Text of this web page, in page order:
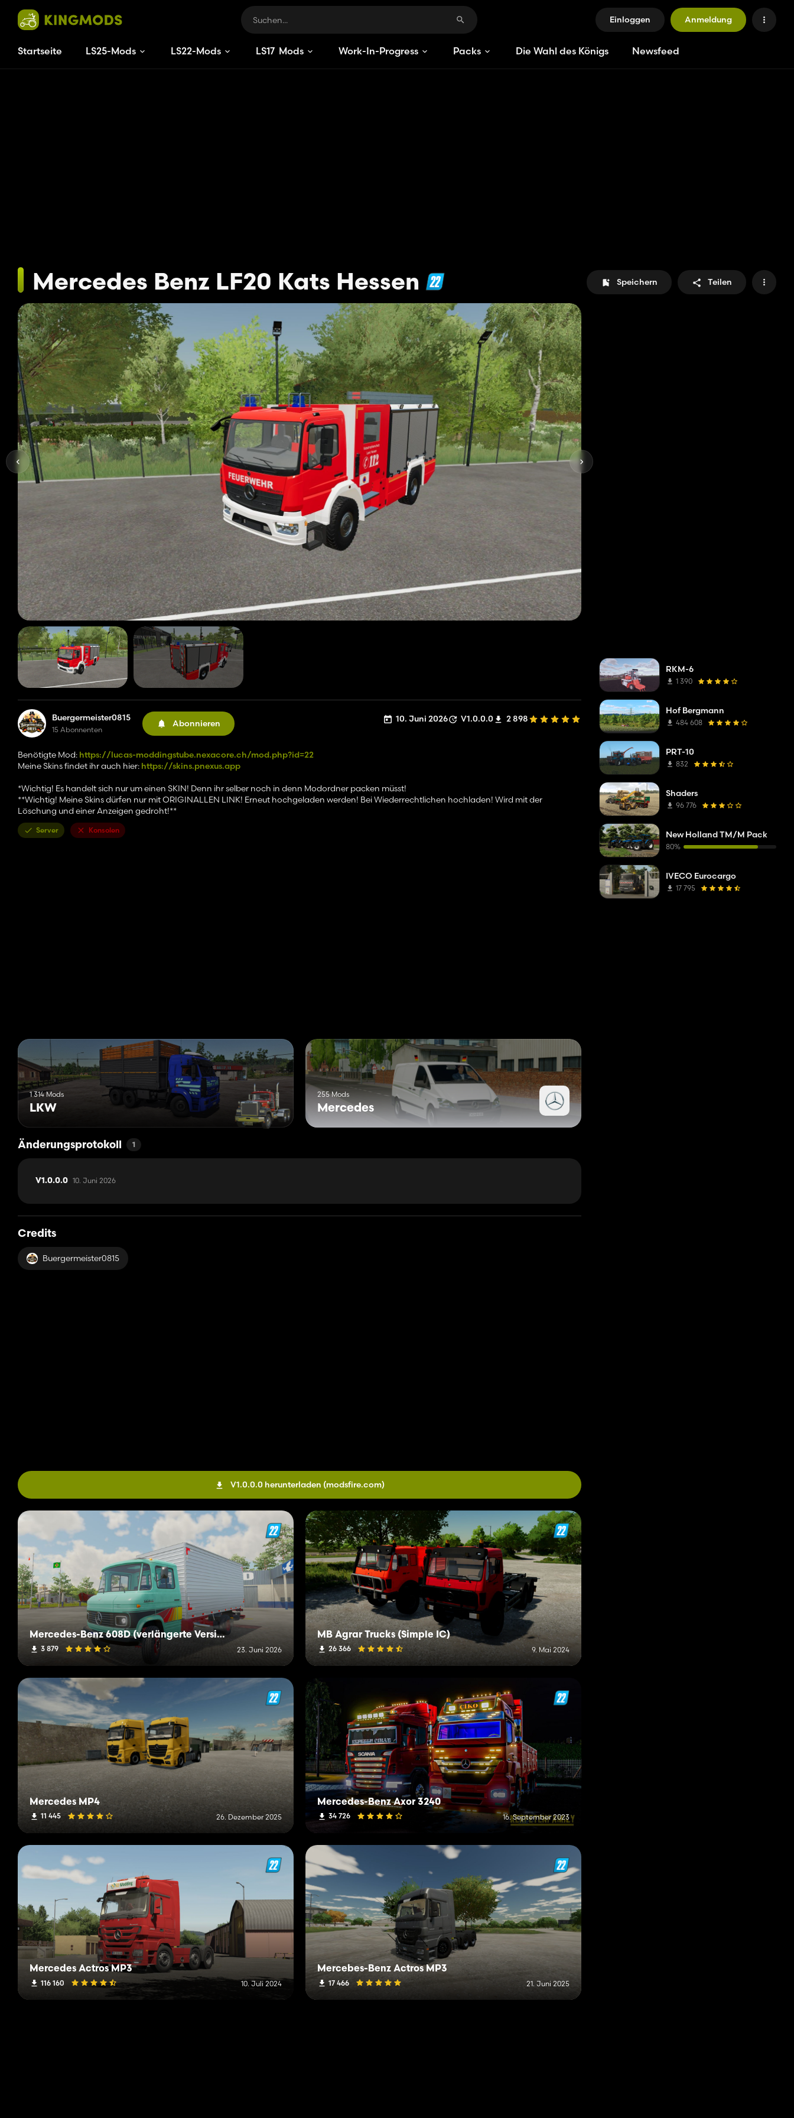
Einloggen Anmeldung
Startseite LS25-Mods LS22-Mods LS17 Mods Work-In-Progress Packs Die Wahl des Königs Newsfeed
Mercedes Benz LF20 Kats Hessen Speichern Teilen
Buergermeister0815
15 Abonnenten
Abonnieren 10. Juni 2026 V1.0.0.0 2 898
Benötigte Mod: https://lucas-moddingstube.nexacore.ch/mod.php?id=22
Meine Skins findet ihr auch hier: https://skins.pnexus.app
*Wichtig! Es handelt sich nur um einen SKIN! Denn ihr selber noch in denn Modordner packen müsst!
**Wichtig! Meine Skins dürfen nur mit ORIGINALLEN LINK! Erneut hochgeladen werden! Bei Wiederrechtlichen hochladen! Wird mit der
Löschung und einer Anzeigen gedroht!**
Server Konsolen
1 314 Mods
LKW
255 Mods
Mercedes
Änderungsprotokoll 1
V1.0.0.0 10. Juni 2026
Credits
Buergermeister0815
V1.0.0.0 herunterladen (modsfire.com)
Mercedes-Benz 608D (verlängerte Version)
3 879 23. Juni 2026
MB Agrar Trucks (Simple IC)
26 366 9. Mai 2024
Mercedes MP4
11 445 26. Dezember 2025
Mercedes-Benz Axor 3240
34 726 16. September 2023
Mercedes Actros MP3
116 160 10. Juli 2024
Mercebes-Benz Actros MP3
17 466 21. Juni 2025
RKM-6
1 390
Hof Bergmann
484 608
PRT-10
832
Shaders
96 776
New Holland TM/M Pack
80%
IVECO Eurocargo
17 795